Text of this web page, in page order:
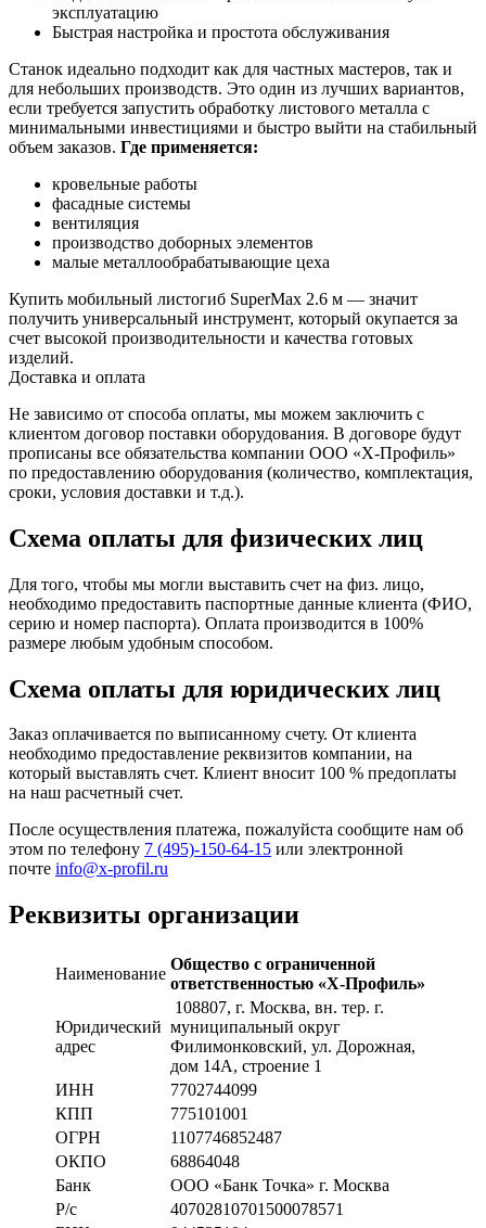
эксплуатацию
Быстрая настройка и простота обслуживания
Станок идеально подходит как для частных мастеров, так и
для небольших производств. Это один из лучших вариантов,
если требуется запустить обработку листового металла с
минимальными инвестициями и быстро выйти на стабильный
объем заказов. Где применяется:
кровельные работы
фасадные системы
вентиляция
производство доборных элементов
малые металлообрабатывающие цеха
Купить мобильный листогиб SuperMax 2.6 м — значит
получить универсальный инструмент, который окупается за
счет высокой производительности и качества готовых
изделий.
Доставка и оплата
Не зависимо от способа оплаты, мы можем заключить с
клиентом договор поставки оборудования. В договоре будут
прописаны все обязательства компании ООО «Х-Профиль»
по предоставлению оборудования (количество, комплектация,
сроки, условия доставки и т.д.).
Схема оплаты для физических лиц
Для того, чтобы мы могли выставить счет на физ. лицо,
необходимо предоставить паспортные данные клиента (ФИО,
серию и номер паспорта). Оплата производится в 100%
размере любым удобным способом.
Схема оплаты для юридических лиц
Заказ оплачивается по выписанному счету. От клиента
необходимо предоставление реквизитов компании, на
который выставлять счет. Клиент вносит 100 % предоплаты
на наш расчетный счет.
После осуществления платежа, пожалуйста сообщите нам об
этом по телефону 7 (495)-150-64-15 или электронной
почте info@x-profil.ru
Реквизиты организации
Наименование
Общество с ограниченной
ответственностью «Х-Профиль»
Юридический
адрес
108807, г. Москва, вн. тер. г.
муниципальный округ
Филимонковский, ул. Дорожная,
дом 14А, строение 1
ИНН
7702744099
КПП
775101001
ОГРН
1107746852487
ОКПО
68864048
Банк
ООО «Банк Точка» г. Москва
Р/с
40702810701500078571